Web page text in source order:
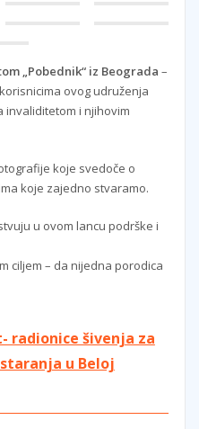
„Pobednik“ iz Beograda –
korisnicima ovog udruženja
invaliditetom i njihovim
koje svedoče o
koje zajedno stvaramo.
u ovom lancu podrške i
ciljem – da nijedna porodica
radionice šivenja za
u Beloj